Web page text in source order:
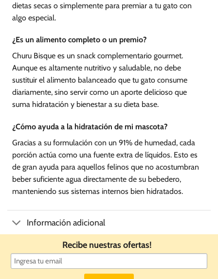
dietas secas o simplemente para premiar a tu gato con
algo especial.
¿Es un alimento completo o un premio?
Churu Bisque es un snack complementario gourmet.
Aunque es altamente nutritivo y saludable, no debe
sustituir el alimento balanceado que tu gato consume
diariamente, sino servir como un aporte delicioso que
suma hidratación y bienestar a su dieta base.
¿Cómo ayuda a la hidratación de mi mascota?
Gracias a su formulación con un 91% de humedad, cada
porción actúa como una fuente extra de líquidos. Esto es
de gran ayuda para aquellos felinos que no acostumbran
beber suficiente agua directamente de su bebedero,
manteniendo sus sistemas internos bien hidratados.
Información adicional
Recibe nuestras ofertas!